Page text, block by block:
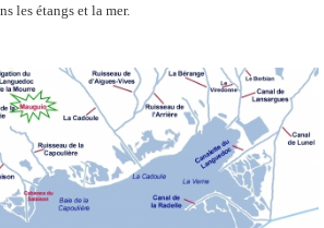
les étangs et la mer.